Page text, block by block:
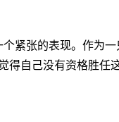
紧张的表现。作为
得自己没有资格胜任